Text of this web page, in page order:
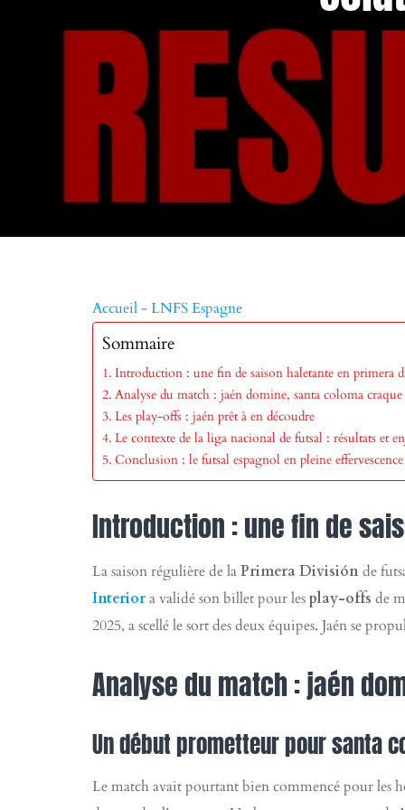
Accueil-LNFS Espagne
Sommaire
Introduction : une fin de saison haletante en primera
Analyse du match : jaén domine, santa coloma craque
Les play-offs : jaén prêt à en découdre
Le contexte de la liga nacional de futsal : résultats et
Conclusion : le futsal espagnol en pleine effervescence
Introduction : une fin de
La saison régulière de laPrimera Divisiónde
Interiora validé son billet pour lesplay-offs de
2025, a scellé le sort des deux équipes. Jaén se
Analyse du match : jaén
Un début prometteur pour santa
Le match avait pourtant bien commencé pour les